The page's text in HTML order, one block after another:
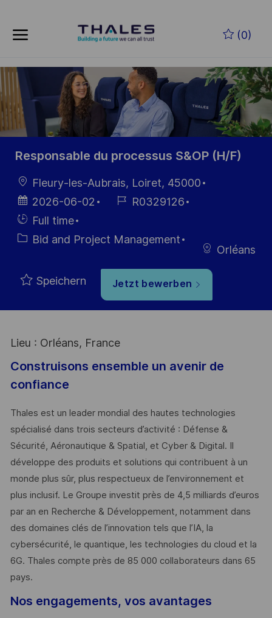
(0)
-
Responsable du processus S&OP (H/F)
Ort
Fleury-les-Aubrais, Loiret, 45000
Datum der
Veröffentlichung
2026-06-02
Job- R0329126
Einstellunngstyp
Full time
Kategorie
Bid and Project Management
Orléans
Speichern Jetzt bewerben
Lieu : Orléans, France
Construisons ensemble un avenir de
confiance
Thales est un leader mondial des hautes technologies
spécialisé dans trois secteurs d’activité : Défense &
Sécurité, Aéronautique & Spatial, et Cyber & Digital. Il
développe des produits et solutions qui contribuent à un
monde plus sûr, plus respectueux de l’environnement et
plus inclusif. Le Groupe investit près de 4,5 milliards d’euros
par an en Recherche & Développement, notamment dans
des domaines clés de l’innovation tels que l’IA, la
cybersécurité, le quantique, les technologies du cloud et la
6G. Thales compte près de 85 000 collaborateurs dans 65
pays. ​
Nos engagements, vos avantages